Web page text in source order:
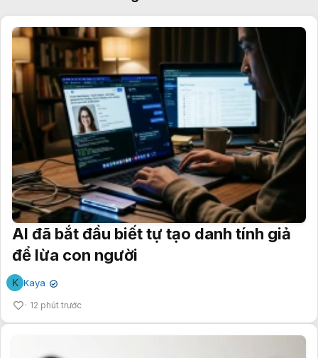
AI đã bắt đầu biết tự tạo danh tính giả
để lừa con người
K Kaya ✔
12 phút trước